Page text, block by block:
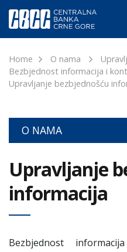
Home O nama
Bezbjednost informacija i
Upravljanje bezbjednošću
O NAMA
Upravljanje
informacija
Bezbjednost